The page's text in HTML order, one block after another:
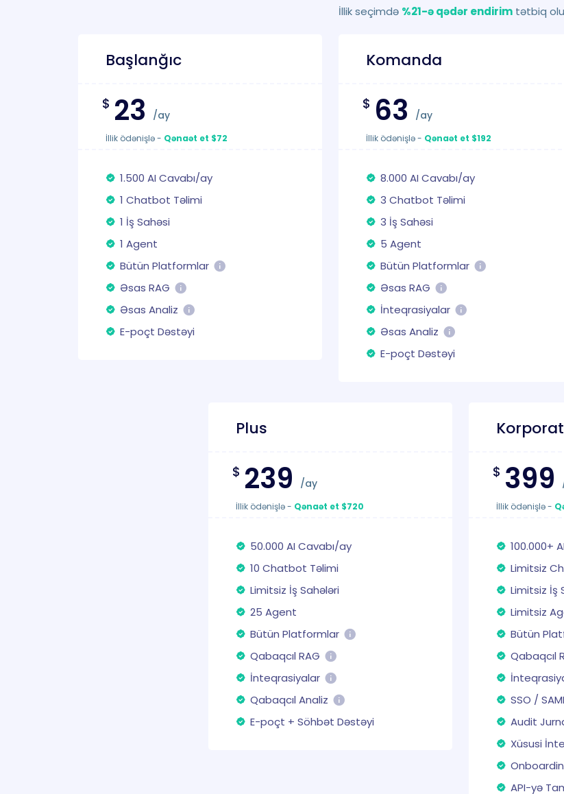
İllik seçimdə %21-ə qədər endirim tətbiq
Başlanğıc
$ 23 /ay
İllik ödənişlə- Qənaət et $72
1.500 AI Cavabı/ay
1 Chatbot Təlimi
1 İş Sahəsi
1 Agent
Bütün Platformlar
Əsas RAG
Əsas Analiz
E-poçt Dəstəyi
Komanda
$ 63 /ay
İllik ödənişlə- Qənaət et $192
8.000 AI Cavabı/ay
3 Chatbot Təlimi
3 İş Sahəsi
5 Agent
Bütün Platformlar
Əsas RAG
İnteqrasiyalar
Əsas Analiz
E-poçt Dəstəyi
Plus
$ 239 /ay
İllik ödənişlə- Qənaət et $720
50.000 AI Cavabı/ay
10 Chatbot Təlimi
Limitsiz İş Sahələri
25 Agent
Bütün Platformlar
Qabaqcıl RAG
İnteqrasiyalar
Qabaqcıl Analiz
E-poçt + Söhbət Dəstəyi
$ 399
İllik ödənişlə-
100.000+
Limitsiz
Limitsiz İş
Limitsiz
Bütün
Qabaqcıl
SSO /
Audit
Xüsusi
API-yə